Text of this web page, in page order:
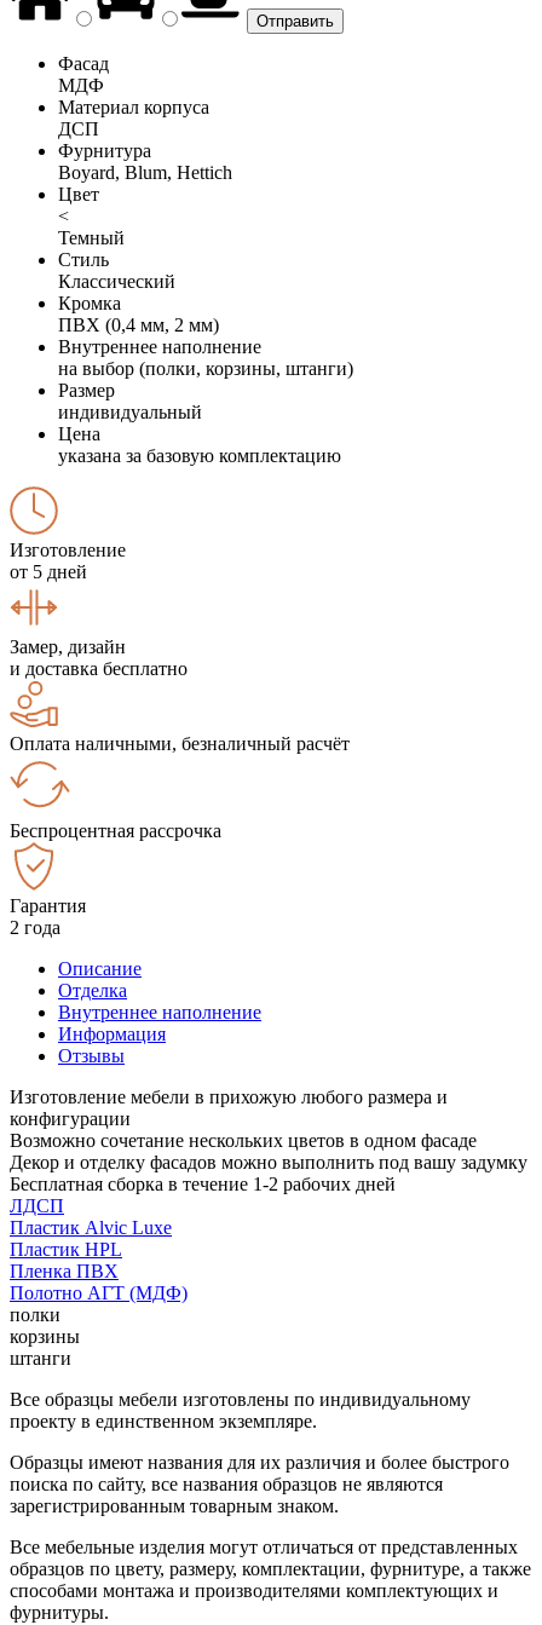
Фасад
МДФ
Материал корпуса
ДСП
Фурнитура
Boyard, Blum, Hettich
Цвет
<
Темный
Стиль
Классический
Кромка
ПВХ (0,4 мм, 2 мм)
Внутреннее наполнение
на выбор (полки, корзины, штанги)
Размер
индивидуальный
Цена
указана за базовую комплектацию
Изготовление
от 5 дней
Замер, дизайн
и доставка бесплатно
Оплата наличными, безналичный расчёт
Беспроцентная рассрочка
Гарантия
2 года
Описание
Отделка
Внутреннее наполнение
Информация
Отзывы
Изготовление мебели в прихожую любого размера и
конфигурации
Возможно сочетание нескольких цветов в одном фасаде
Декор и отделку фасадов можно выполнить под вашу задумку
Бесплатная сборка в течение 1-2 рабочих дней
ЛДСП
Пластик Alvic Luxe
Пластик HPL
Пленка ПВХ
Полотно АГТ (МДФ)
полки
корзины
штанги
Все образцы мебели изготовлены по индивидуальному
проекту в единственном экземпляре.
Образцы имеют названия для их различия и более быстрого
поиска по сайту, все названия образцов не являются
зарегистрированным товарным знаком.
Все мебельные изделия могут отличаться от представленных
образцов по цвету, размеру, комплектации, фурнитуре, а также
способами монтажа и производителями комплектующих и
фурнитуры.